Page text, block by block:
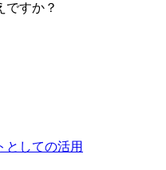
ですか？
としての活用